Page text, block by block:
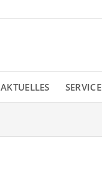
AKTUELLES SERVICE